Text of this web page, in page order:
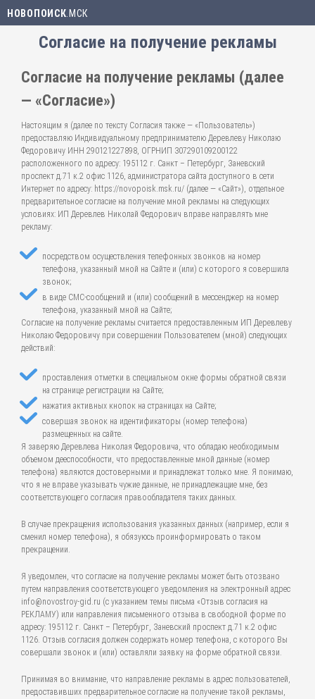
НОВОПОИСК .МСК
Согласие на получение рекламы
Согласие на получение рекламы (далее
— «Согласие»)
Настоящим я (далее по тексту Согласия также — «Пользователь»)
предоставляю Индивидуальному предпринимателю Деревлеву Николаю
Федоровичу ИНН 290121227898, ОГРНИП 307290109200122
расположенного по адресу: 195112 г. Санкт – Петербург, Заневский
проспект д.71 к.2 офис 1126, администратора сайта доступного в сети
Интернет по адресу: https://novopoisk.msk.ru/ (далее — «Сайт»), отдельное
предварительное согласие на получение мной рекламы на следующих
условиях: ИП Деревлев Николай Федорович вправе направлять мне
рекламу:
посредством осуществления телефонных звонков на номер
телефона, указанный мной на Сайте и (или) с которого я совершила
звонок;
в виде СМС-сообщений и (или) сообщений в мессенджер на номер
телефона, указанный мной на Сайте;
Согласие на получение рекламы считается предоставленным ИП Деревлеву
Николаю Федоровичу при совершении Пользователем (мной) следующих
действий:
проставления отметки в специальном окне формы обратной связи
на странице регистрации на Сайте;
нажатия активных кнопок на страницах на Сайте;
совершая звонок на идентификаторы (номер телефона)
размещенных на сайте.
Я заверяю Деревлева Николая Федоровича, что обладаю необходимым
объемом дееспособности, что предоставленные мной данные (номер
телефона) являются достоверными и принадлежат только мне. Я понимаю,
что я не вправе указывать чужие данные, не принадлежащие мне, без
соответствующего согласия правообладателя таких данных.
В случае прекращения использования указанных данных (например, если я
сменил номер телефона), я обязуюсь проинформировать о таком
прекращении.
Я уведомлен, что согласие на получение рекламы может быть отозвано
путем направления соответствующего уведомления на электронный адрес
info@novostroy-gid.ru (с указанием темы письма «Отзыв согласия на
РЕКЛАМУ) или направления письменного отзыва в свободной форме по
адресу: 195112 г. Санкт – Петербург, Заневский проспект д.71 к.2 офис
1126. Отзыв согласия должен содержать номер телефона, с которого Вы
совершали звонок и (или) оставляли заявку на форме обратной связи.
Принимая во внимание, что направление рекламы в адрес пользователей,
предоставивших предварительное согласие на получение такой рекламы,